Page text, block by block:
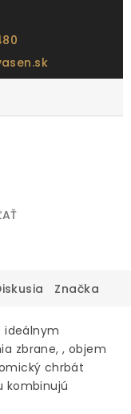
Značka
ideálnym
zbrane, , objem
chrbát
kombinujú